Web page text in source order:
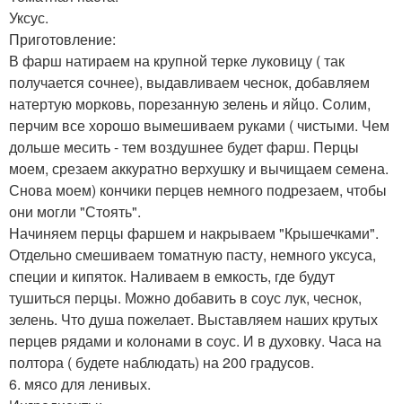
Уксус.
Приготовление:
В фарш натираем на крупной терке луковицу ( так
получается сочнее), выдавливаем чеснок, добавляем
натертую морковь, порезанную зелень и яйцо. Солим,
перчим все хорошо вымешиваем руками ( чистыми. Чем
дольше месить - тем воздушнее будет фарш. Перцы
моем, срезаем аккуратно верхушку и вычищаем семена.
Снова моем) кончики перцев немного подрезаем, чтобы
они могли "Стоять".
Начиняем перцы фаршем и накрываем "Крышечками".
Отдельно смешиваем томатную пасту, немного уксуса,
специи и кипяток. Наливаем в емкость, где будут
тушиться перцы. Можно добавить в соус лук, чеснок,
зелень. Что душа пожелает. Выставляем наших крутых
перцев рядами и колонами в соус. И в духовку. Часа на
полтора ( будете наблюдать) на 200 градусов.
6. мясо для ленивых.